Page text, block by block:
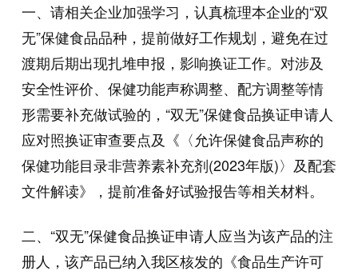
一、请相关企业加强学习，认真梳理本企业的“双
无”保健食品品种，提前做好工作规划，避免在过
渡期后期出现扎堆申报，影响换证工作。对涉及
安全性评价、保健功能声称调整、配方调整等情
形需要补充做试验的，“双无”保健食品换证申请人
应对照换证审查要点及《〈允许保健食品声称的
保健功能目录非营养素补充剂(2023年版)〉及配套
文件解读》，提前准备好试验报告等相关材料。
二、“双无”保健食品换证申请人应当为该产品的注
册人，该产品已纳入我区核发的《食品生产许可